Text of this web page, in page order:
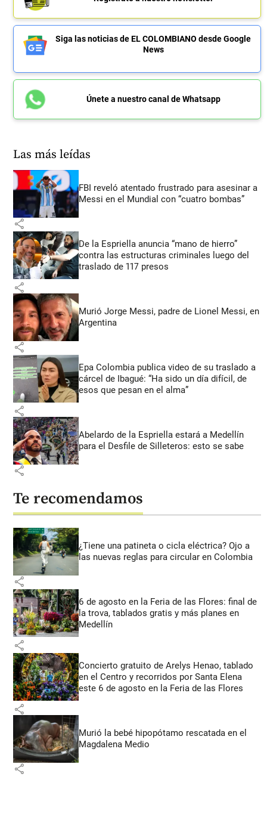
Siga las noticias de EL COLOMBIANO desde Google
News
Únete a nuestro canal de Whatsapp
Las más leídas
FBI reveló atentado frustrado para asesinar a
Messi en el Mundial con “cuatro bombas”
share
De la Espriella anuncia “mano de hierro”
contra las estructuras criminales luego del
traslado de 117 presos
share
Murió Jorge Messi, padre de Lionel Messi, en
Argentina
share
Epa Colombia publica video de su traslado a
cárcel de Ibagué: “Ha sido un día difícil, de
esos que pesan en el alma”
share
Abelardo de la Espriella estará a Medellín
para el Desfile de Silleteros: esto se sabe
share
Te recomendamos
¿Tiene una patineta o cicla eléctrica? Ojo a
las nuevas reglas para circular en Colombia
share
6 de agosto en la Feria de las Flores: final de
la trova, tablados gratis y más planes en
Medellín
share
Concierto gratuito de Arelys Henao, tablado
en el Centro y recorridos por Santa Elena
este 6 de agosto en la Feria de las Flores
share
Murió la bebé hipopótamo rescatada en el
Magdalena Medio
share